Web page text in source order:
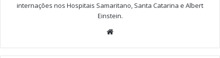
internações nos Hospitais Samaritano, Santa Catarina e Albert
Einstein.
Website